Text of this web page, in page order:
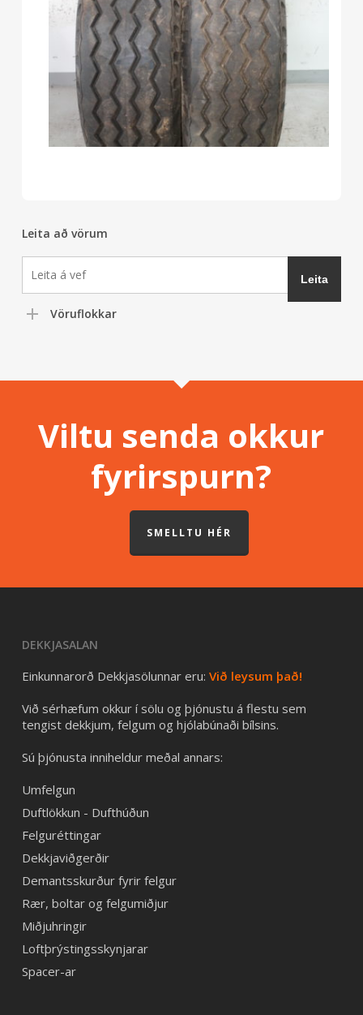
Leita að vörum
Vöruflokkar
Viltu senda okkur
fyrirspurn?
SMELLTU HÉR
DEKKJASALAN
Einkunnarorð Dekkjasölunnar eru: Við leysum það!
Við sérhæfum okkur í sölu og þjónustu á flestu sem
tengist dekkjum, felgum og hjólabúnaði bílsins.
Sú þjónusta inniheldur meðal annars:
Umfelgun
Duftlökkun - Dufthúðun
Felguréttingar
Dekkjaviðgerðir
Demantsskurður fyrir felgur
Rær, boltar og felgumiðjur
Miðjuhringir
Loftþrýstingsskynjarar
Spacer-ar